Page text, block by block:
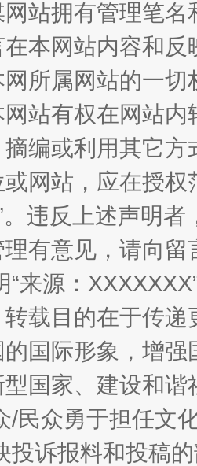
词
魏明
生
站拥有管理笔
在本网站内容和
所属网站的一
站有权在网站
编或利用其它
网站，应在授
。违反上述声明
有意见，请向
“来源：
转载目的在于传
国际形象，增
国家、建设和
/民众勇于担任文
投诉报料和投稿